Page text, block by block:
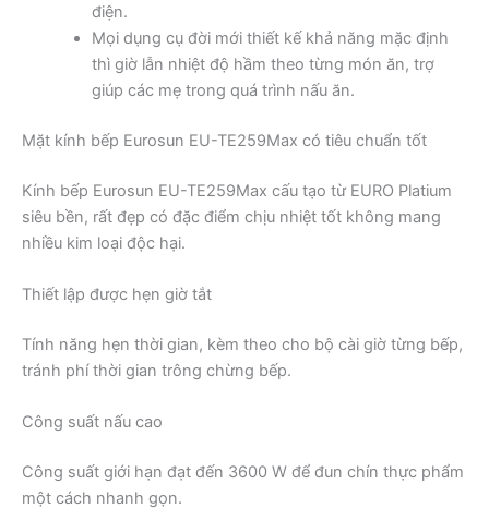
điện.
Mọi dụng cụ đời mới thiết kế khả năng mặc định
thì giờ lẫn nhiệt độ hầm theo từng món ăn, trợ
giúp các mẹ trong quá trình nấu ăn.
Mặt kính bếp Eurosun EU-TE259Max có tiêu chuẩn tốt
Kính bếp Eurosun EU-TE259Max cấu tạo từ EURO Platium
siêu bền, rất đẹp có đặc điểm chịu nhiệt tốt không mang
nhiều kim loại độc hại.
Thiết lập được hẹn giờ tắt
Tính năng hẹn thời gian, kèm theo cho bộ cài giờ từng bếp,
tránh phí thời gian trông chừng bếp.
Công suất nấu cao
Công suất giới hạn đạt đến 3600 W để đun chín thực phẩm
một cách nhanh gọn.